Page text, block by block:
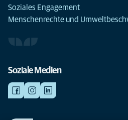
Soziales Engagement
Menschenrechte und
Soziale Medien